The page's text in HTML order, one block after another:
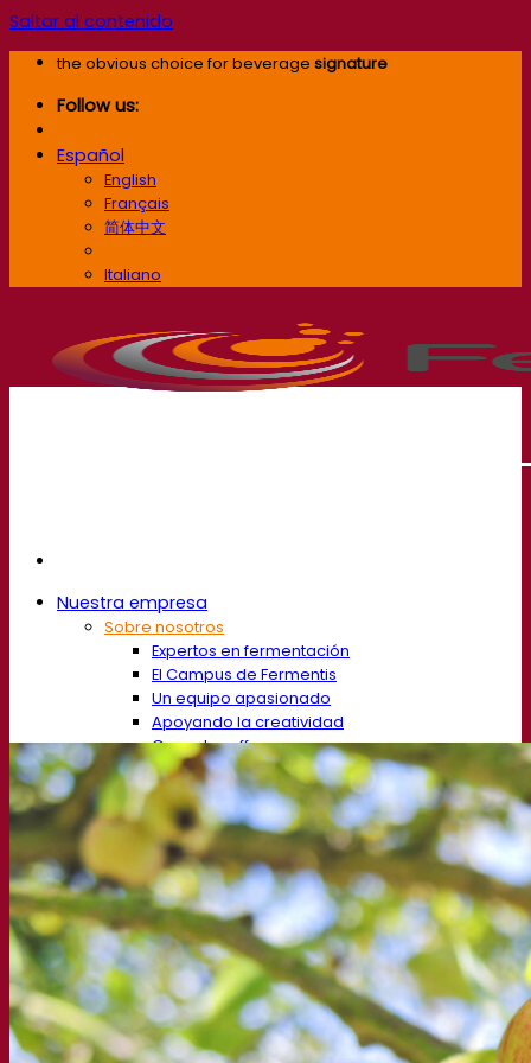
Saltar al contenido
the obvious choice for beverage signature
Follow us:
Español
English
Français
简体中文
Italiano
Nuestra empresa
Sobre nosotros
Expertos en fermentación
El Campus de Fermentis
Un equipo apasionado
Apoyando la creatividad
Grupo Lesaffre
Investigación y desarrollo
Caracterización del producto
Desarrollo de productos
Nuestras marcas
SafYeast™
All In 1
Academia Fermentis
Otros servicios
Toll manufacturing
Catas de bebidas
Soluciones de fermentación
Cerveza
Levadura cervecera seca activa